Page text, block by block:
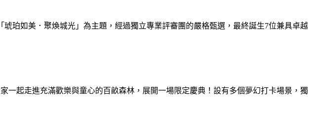
珀如美．聚煥城光」為主題，經過獨立專業評審團的嚴格甄選，最終誕生7位兼具卓越
一起走進充滿歡樂與童心的百畝森林，展開一場限定慶典！設有多個夢幻打卡場景，獨